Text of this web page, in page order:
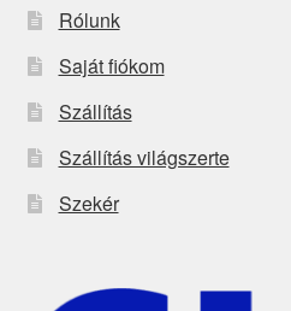
Rólunk
Saját fiókom
Szállítás
Szállítás világszerte
Szekér